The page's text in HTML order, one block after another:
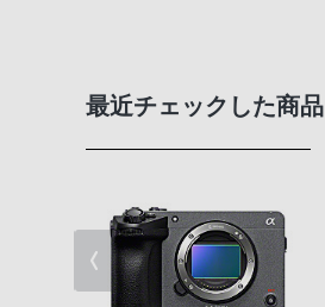
最近チェックした商品